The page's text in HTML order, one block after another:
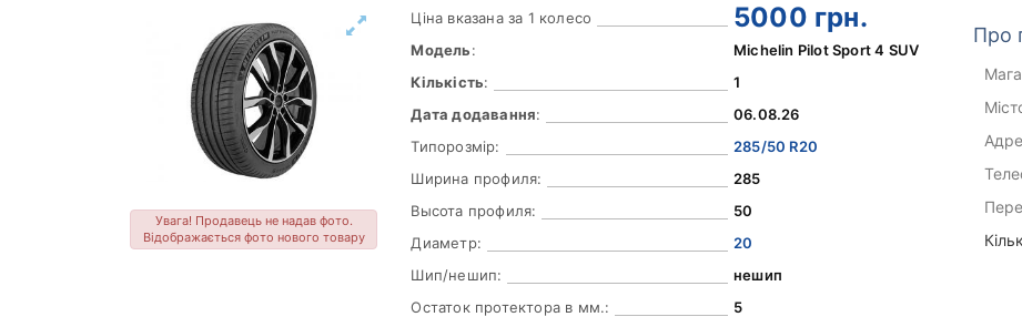
Увага! Продавець не надав фото.
Відображається фото нового товару
Ціна вказана за 1 колесо 5000 грн.
Модель:
Michelin Pilot Sport 4 SUV
Кількість:
1
Дата додавання:
06.08.26
Типорозмір:
285/50 R20
Ширина профиля:
285
Высота профиля:
50
Диаметр:
20
Шип/нешип:
нешип
Остаток протектора в мм.:
5
Про